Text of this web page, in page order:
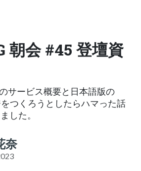
朝会 #45 登壇資
サービス概要と日本語版の
つくろうとしたらハマった話
した。
奈